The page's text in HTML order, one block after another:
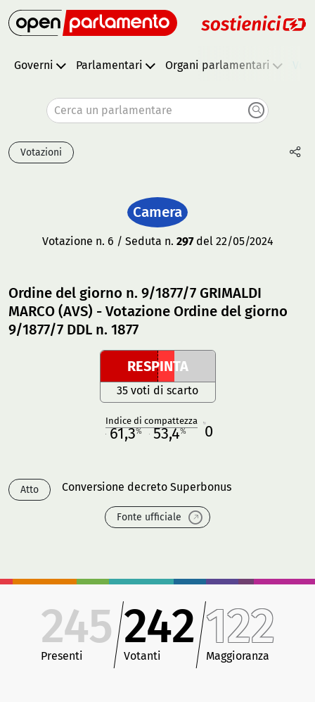
Governi Parlamentari Organi parlamentari
Cerca un parlamentare
Votazioni
Camera
Votazione n. 6 / Seduta n. 297del 22/05/2024
Ordine del giorno n. 9/1877/7 GRIMALDI
MARCO (AVS) - Votazione Ordine del giorno
9/1877/7 DDL n. 1877
RESPINTA
35 voti di scarto
Indice di compattezza
61,3% 53,4% 0
Atto Conversione decreto Superbonus
Fonte ufficiale
245
Presenti
242
Votanti
122
Maggioranza